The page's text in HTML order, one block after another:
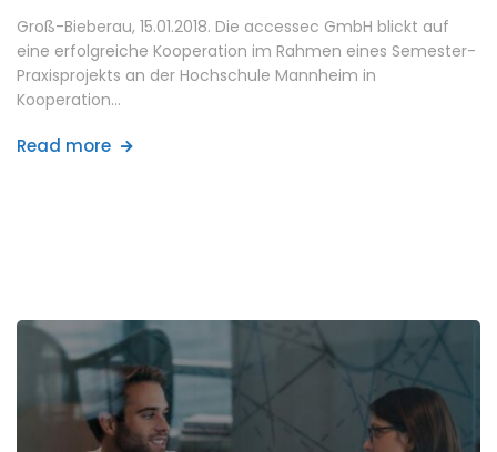
Groß-Bieberau, 15.01.2018. Die accessec GmbH blickt auf
eine erfolgreiche Kooperation im Rahmen eines Semester-
Praxisprojekts an der Hochschule Mannheim in
Kooperation…
Read more